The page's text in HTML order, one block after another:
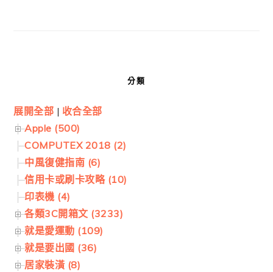
分類
展開全部 | 收合全部
Apple (500)
COMPUTEX 2018 (2)
中風復健指南 (6)
信用卡或刷卡攻略 (10)
印表機 (4)
各類3C開箱文 (3233)
就是愛運動 (109)
就是要出國 (36)
居家裝潢 (8)